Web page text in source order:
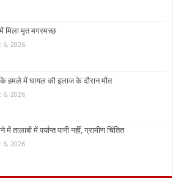
मिला मृत मगरमच्छ
6, 2026
हमले में घायल की इलाज के दौरान मौत
6, 2026
में तालाबों में पर्याप्त पानी नहीं, ग्रामीण चिंतित
6, 2026